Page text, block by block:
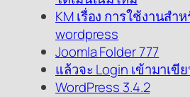
KM เรื่อง การใช้งานสำ
wordpress
Joomla Folder 777
แล้วจะ Login เข้ามาเขี
WordPress 3.4.2